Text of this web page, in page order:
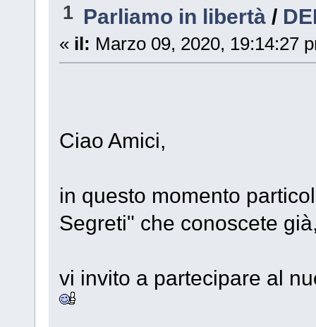
1 Parliamo in libertà /
« il: Marzo 09, 2020, 19:14:27
Ciao Amici,
in questo momento
Segreti" che conoscete
vi invito a partecipare al